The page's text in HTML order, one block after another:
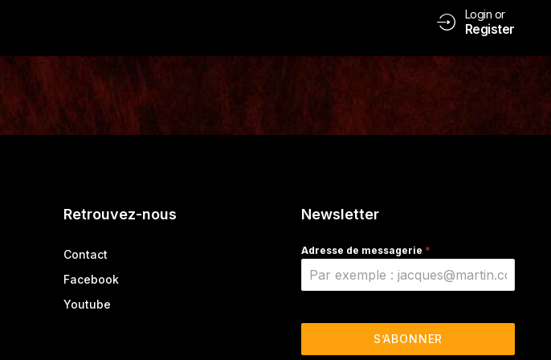
Login or
Register
Retrouvez-nous
Contact
Facebook
Youtube
Newsletter
Adresse de messagerie *
S’ABONNER